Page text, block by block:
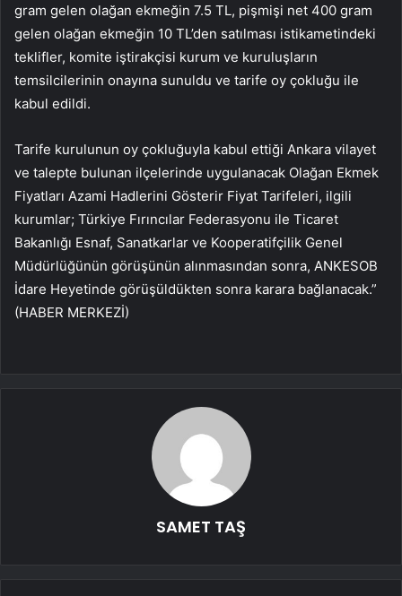
gram gelen olağan ekmeğin 7.5 TL, pişmişi net 400 gram
gelen olağan ekmeğin 10 TL’den satılması istikametindeki
teklifler, komite iştirakçisi kurum ve kuruluşların
temsilcilerinin onayına sunuldu ve tarife oy çokluğu ile
kabul edildi.
Tarife kurulunun oy çokluğuyla kabul ettiği Ankara vilayet
ve talepte bulunan ilçelerinde uygulanacak Olağan Ekmek
Fiyatları Azami Hadlerini Gösterir Fiyat Tarifeleri, ilgili
kurumlar; Türkiye Fırıncılar Federasyonu ile Ticaret
Bakanlığı Esnaf, Sanatkarlar ve Kooperatifçilik Genel
Müdürlüğünün görüşünün alınmasından sonra, ANKESOB
İdare Heyetinde görüşüldükten sonra karara bağlanacak.”
(HABER MERKEZİ)
SAMET TAŞ